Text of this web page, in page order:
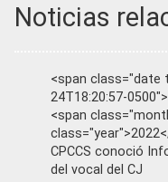
Noticias
<span class="date
24T18:20:57-
<span
CPCCS conoció
del vocal del CJ